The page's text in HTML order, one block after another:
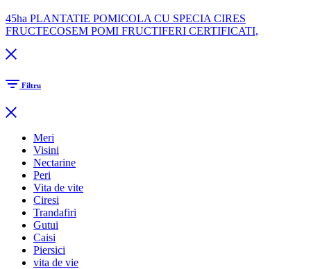
45ha PLANTATIE POMICOLA CU SPECIA CIRES
FRUCTECOSEM POMI FRUCTIFERI CERTIFICATI,
Filtru
Meri
Visini
Nectarine
Peri
Vita de vite
Ciresi
Trandafiri
Gutui
Caisi
Piersici
vita de vie